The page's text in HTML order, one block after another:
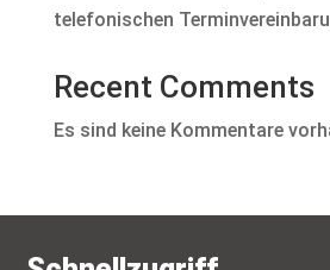
telefonischen
Recent Comments
Es sind keine Kommentare